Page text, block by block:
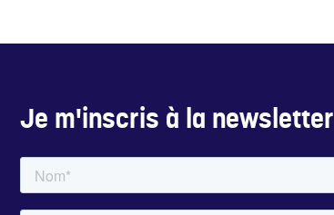
Je m'inscris à la newsletter